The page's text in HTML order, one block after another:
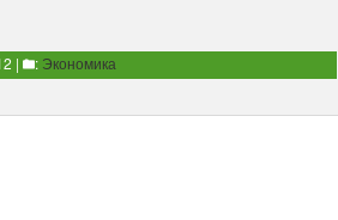
| : Экономика